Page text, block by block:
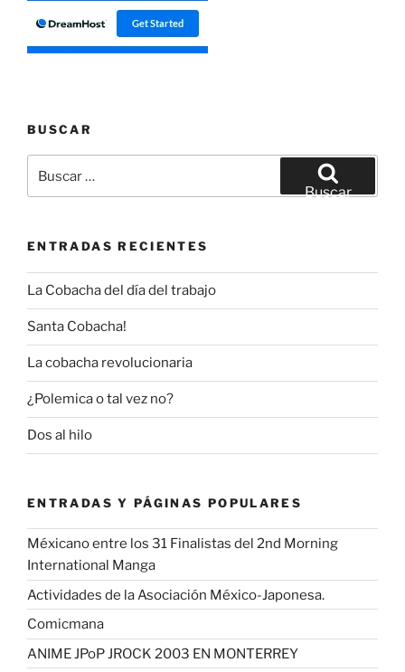
BUSCAR
por:
Buscar
ENTRADAS RECIENTES
La Cobacha del día del trabajo
Santa Cobacha!
La cobacha revolucionaria
¿Polemica o tal vez no?
Dos al hilo
ENTRADAS Y PÁGINAS POPULARES
Méxicano entre los 31 Finalistas del 2nd Morning
International Manga
Actividades de la Asociación México-Japonesa.
Comicmana
ANIME JPoP JROCK 2003 EN MONTERREY